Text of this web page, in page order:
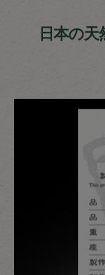
日本の